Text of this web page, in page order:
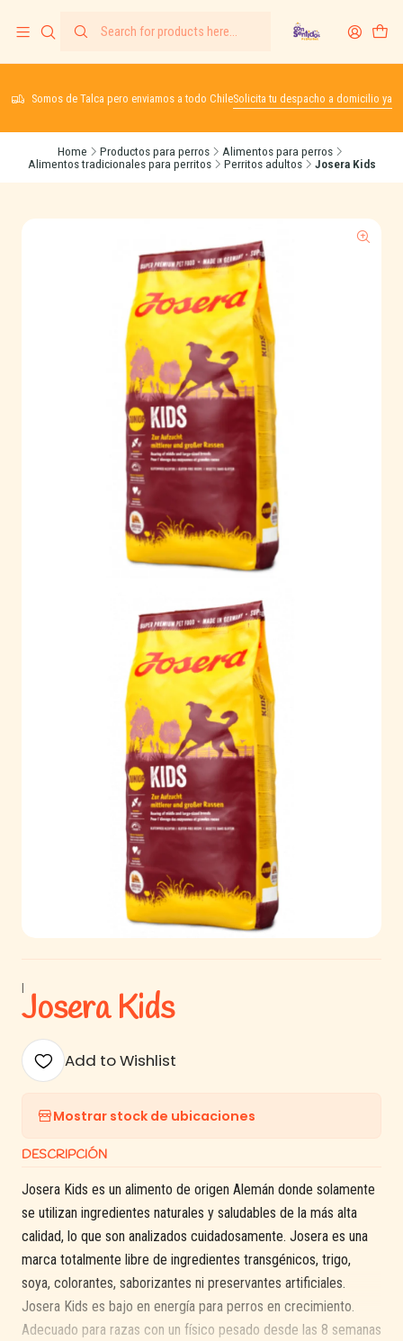
Somos de Talca pero enviamos a todo ChileSolicita tu despacho a domicilio ya
Home Productos para perros
Alimentos para perros
Alimentos tradicionales para perritos
Perritos adultos Josera Kids
|
Josera Kids
Add to Wishlist
Mostrar stock de ubicaciones
DESCRIPCIÓN
Josera Kids es un alimento de origen Alemán donde solamente
se utilizan ingredientes naturales y saludables de la más alta
calidad, lo que son analizados cuidadosamente. Josera es una
marca totalmente libre de ingredientes transgénicos, trigo,
soya, colorantes, saborizantes ni preservantes artificiales.
Josera Kids es bajo en energía para perros en crecimiento.
Adecuado para razas con un físico pesado desde las 8 semanas